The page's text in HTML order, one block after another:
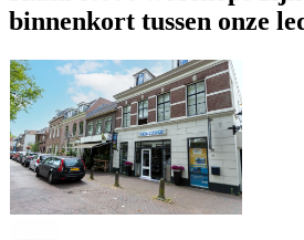
binnenkort tussen onze